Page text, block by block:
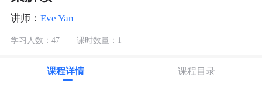
讲师： Eve Yan
学习人数： 47 课时数量： 1
课程详情 课程目录